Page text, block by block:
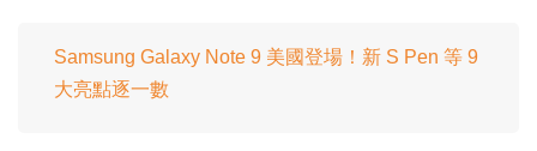
Samsung Galaxy Note 9 美國登場！新 S Pen 等 9
大亮點逐一數